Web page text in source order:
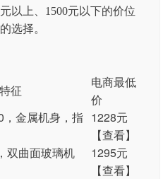
以上、1500元以下的价位
选择。
征
电商最低
价
金属机身，指 1228元
【查看】
双曲面玻璃机
1295元
【查看】